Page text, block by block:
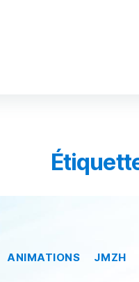
ANIMATIONS JMZH